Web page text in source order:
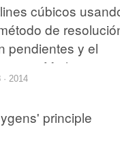
cúbicos
de
pendientes y el
Mathematica
· 2014
principle